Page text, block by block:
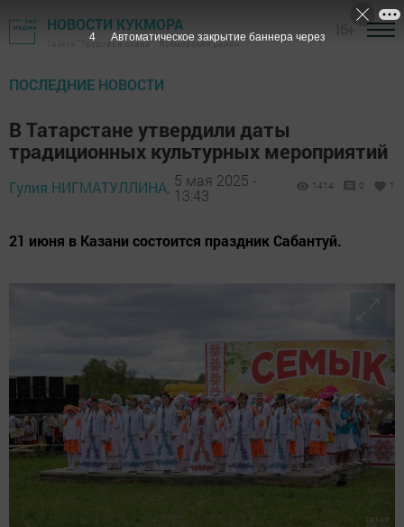
НОВОСТИ КУКМОРА
Газета "Трудовая слава" - Кукморский район
ПОСЛЕДНИЕ НОВОСТИ
В Татарстане утвердили даты
традиционных культурных мероприятий
Гулия НИГМАТУЛЛИНА, 5 мая 2025 -
13:43
1414 0 1
21 июня в Казани состоится праздник Сабантуй.
2 Автоматическое закрытие баннера через